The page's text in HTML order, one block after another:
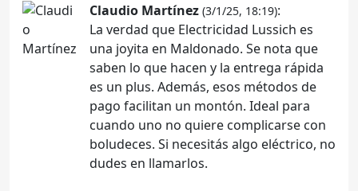
Claudio Martínez (3/1/25, 18:19):
La verdad que Electricidad Lussich es
una joyita en Maldonado. Se nota que
saben lo que hacen y la entrega rápida
es un plus. Además, esos métodos de
pago facilitan un montón. Ideal para
cuando uno no quiere complicarse con
boludeces. Si necesitás algo eléctrico, no
dudes en llamarlos.